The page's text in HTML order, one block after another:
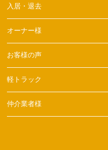
入居・退去
オーナー様
お客様の声
軽トラック
仲介業者様